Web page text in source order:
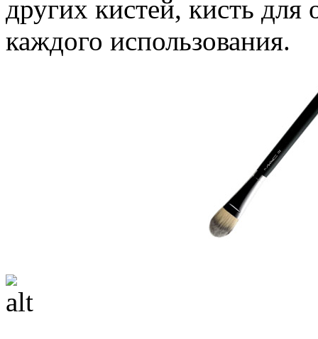
других кистей, кисть
каждого использования.